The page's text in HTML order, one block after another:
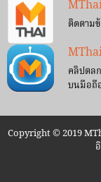
ติดตาม
คลิปตล
บนมือ
Copyright © 2019